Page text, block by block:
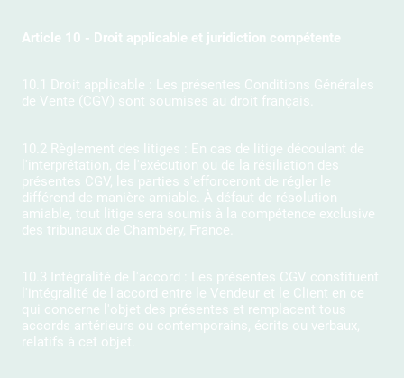
Article 10 - Droit applicable et juridiction compétente
10.1 Droit applicable : Les présentes Conditions Générales
de Vente (CGV) sont soumises au droit français.
10.2 Règlement des litiges : En cas de litige découlant de
l'interprétation, de l'exécution ou de la résiliation des
présentes CGV, les parties s'efforceront de régler le
différend de manière amiable. À défaut de résolution
amiable, tout litige sera soumis à la compétence exclusive
des tribunaux de Chambéry, France.
10.3 Intégralité de l'accord : Les présentes CGV constituent
l'intégralité de l'accord entre le Vendeur et le Client en ce
qui concerne l'objet des présentes et remplacent tous
accords antérieurs ou contemporains, écrits ou verbaux,
relatifs à cet objet.